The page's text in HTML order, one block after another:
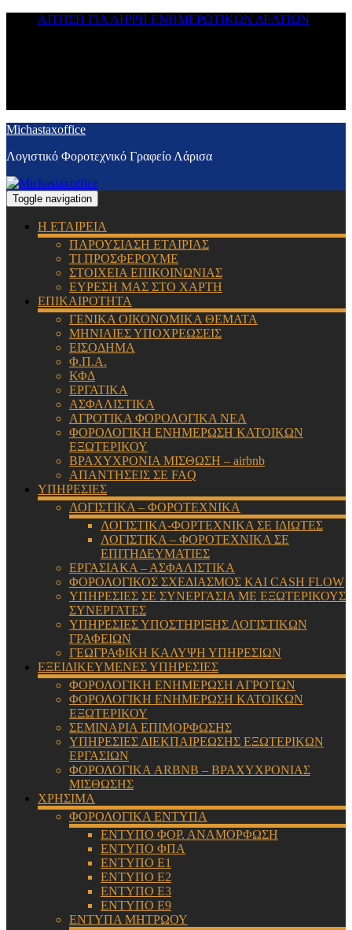
ΑΙΤΗΣΗ ΓΙΑ ΛΗΨΗ ΕΝΗΜΕΡΩΤΙΚΩΝ ΔΕΛΤΙΩΝ
Michastaxoffice
Λογιστικό Φοροτεχνικό Γραφείο Λάρισα
Toggle navigation
Η ΕΤΑΙΡΕΙΑ
ΠΑΡΟΥΣΙΑΣΗ ΕΤΑΙΡΙΑΣ
ΤΙ ΠΡΟΣΦΕΡΟΥΜΕ
ΣΤΟΙΧΕΙΑ ΕΠΙΚΟΙΝΩΝΙΑΣ
ΕΥΡΕΣΗ ΜΑΣ ΣΤΟ ΧΑΡΤΗ
ΕΠΙΚΑΙΡΟΤΗΤΑ
ΓΕΝΙΚΑ ΟΙΚΟΝΟΜΙΚΑ ΘΕΜΑΤΑ
ΜΗΝΙΑΙΕΣ ΥΠΟΧΡΕΩΣΕΙΣ
ΕΙΣΟΔΗΜΑ
Φ.Π.Α.
ΚΦΔ
ΕΡΓΑΤΙΚΑ
ΑΣΦΑΛΙΣΤΙΚΑ
ΑΓΡΟΤΙΚΑ ΦΟΡΟΛΟΓΙΚΑ ΝΕΑ
ΦΟΡΟΛΟΓΙΚΗ ΕΝΗΜΕΡΩΣΗ ΚΑΤΟΙΚΩΝ
ΕΞΩΤΕΡΙΚΟΥ
ΒΡΑΧΥΧΡΟΝΙΑ ΜΙΣΘΩΣΗ – airbnb
ΑΠΑΝΤΗΣΕΙΣ ΣΕ FAQ
ΥΠΗΡΕΣΙΕΣ
ΛΟΓΙΣΤΙΚΑ – ΦΟΡΟΤΕΧΝΙΚΑ
ΛΟΓΙΣΤΙΚΑ-ΦΟΡΤΕΧΝΙΚΑ ΣΕ ΙΔΙΩΤΕΣ
ΛΟΓΙΣΤΙΚΑ – ΦΟΡΟΤΕΧΝΙΚΑ ΣΕ
ΕΠΙΤΗΔΕΥΜΑΤΙΕΣ
ΕΡΓΑΣΙΑΚΑ – ΑΣΦΑΛΙΣΤΙΚΑ
ΦΟΡΟΛΟΓΙΚΟΣ ΣΧΕΔΙΑΣΜΟΣ ΚΑΙ CASH FLOW
ΥΠΗΡΕΣΙΕΣ ΣΕ ΣΥΝΕΡΓΑΣΙΑ ΜΕ ΕΞΩΤΕΡΙΚΟΥΣ
ΣΥΝΕΡΓΑΤΕΣ
ΥΠΗΡΕΣΙΕΣ ΥΠΟΣΤΗΡΙΞΗΣ ΛΟΓΙΣΤΙΚΩΝ
ΓΡΑΦΕΙΩΝ
ΓΕΩΓΡΑΦΙΚΗ ΚΑΛΥΨΗ ΥΠΗΡΕΣΙΩΝ
ΕΞΕΙΔΙΚΕΥΜΕΝΕΣ ΥΠΗΡΕΣΙΕΣ
ΦΟΡΟΛΟΓΙΚΗ ΕΝΗΜΕΡΩΣΗ ΑΓΡΟΤΩΝ
ΦΟΡΟΛΟΓΙΚΗ ΕΝΗΜΕΡΩΣΗ ΚΑΤΟΙΚΩΝ
ΕΞΩΤΕΡΙΚΟΥ
ΣΕΜΙΝΑΡΙΑ ΕΠΙΜΟΡΦΩΣΗΣ
ΥΠΗΡΕΣΙΕΣ ΔΙΕΚΠΑΙΡΕΩΣΗΣ ΕΞΩΤΕΡΙΚΩΝ
ΕΡΓΑΣΙΩΝ
ΦΟΡΟΛΟΓΙΚΑ ARBNB – ΒΡΑΧΥΧΡΟΝΙΑΣ
ΜΙΣΘΩΣΗΣ
ΧΡΗΣΙΜΑ
ΦΟΡΟΛΟΓΙΚΑ ΕΝΤΥΠΑ
ΕΝΤΥΠΟ ΦΟΡ. ΑΝΑΜΟΡΦΩΣΗ
ΕΝΤΥΠΟ ΦΠΑ
ΕΝΤΥΠΟ Ε1
ΕΝΤΥΠΟ Ε2
ΕΝΤΥΠΟ Ε3
ΕΝΤΥΠΟ Ε9
ΕΝΤΥΠΑ ΜΗΤΡΩΟΥ